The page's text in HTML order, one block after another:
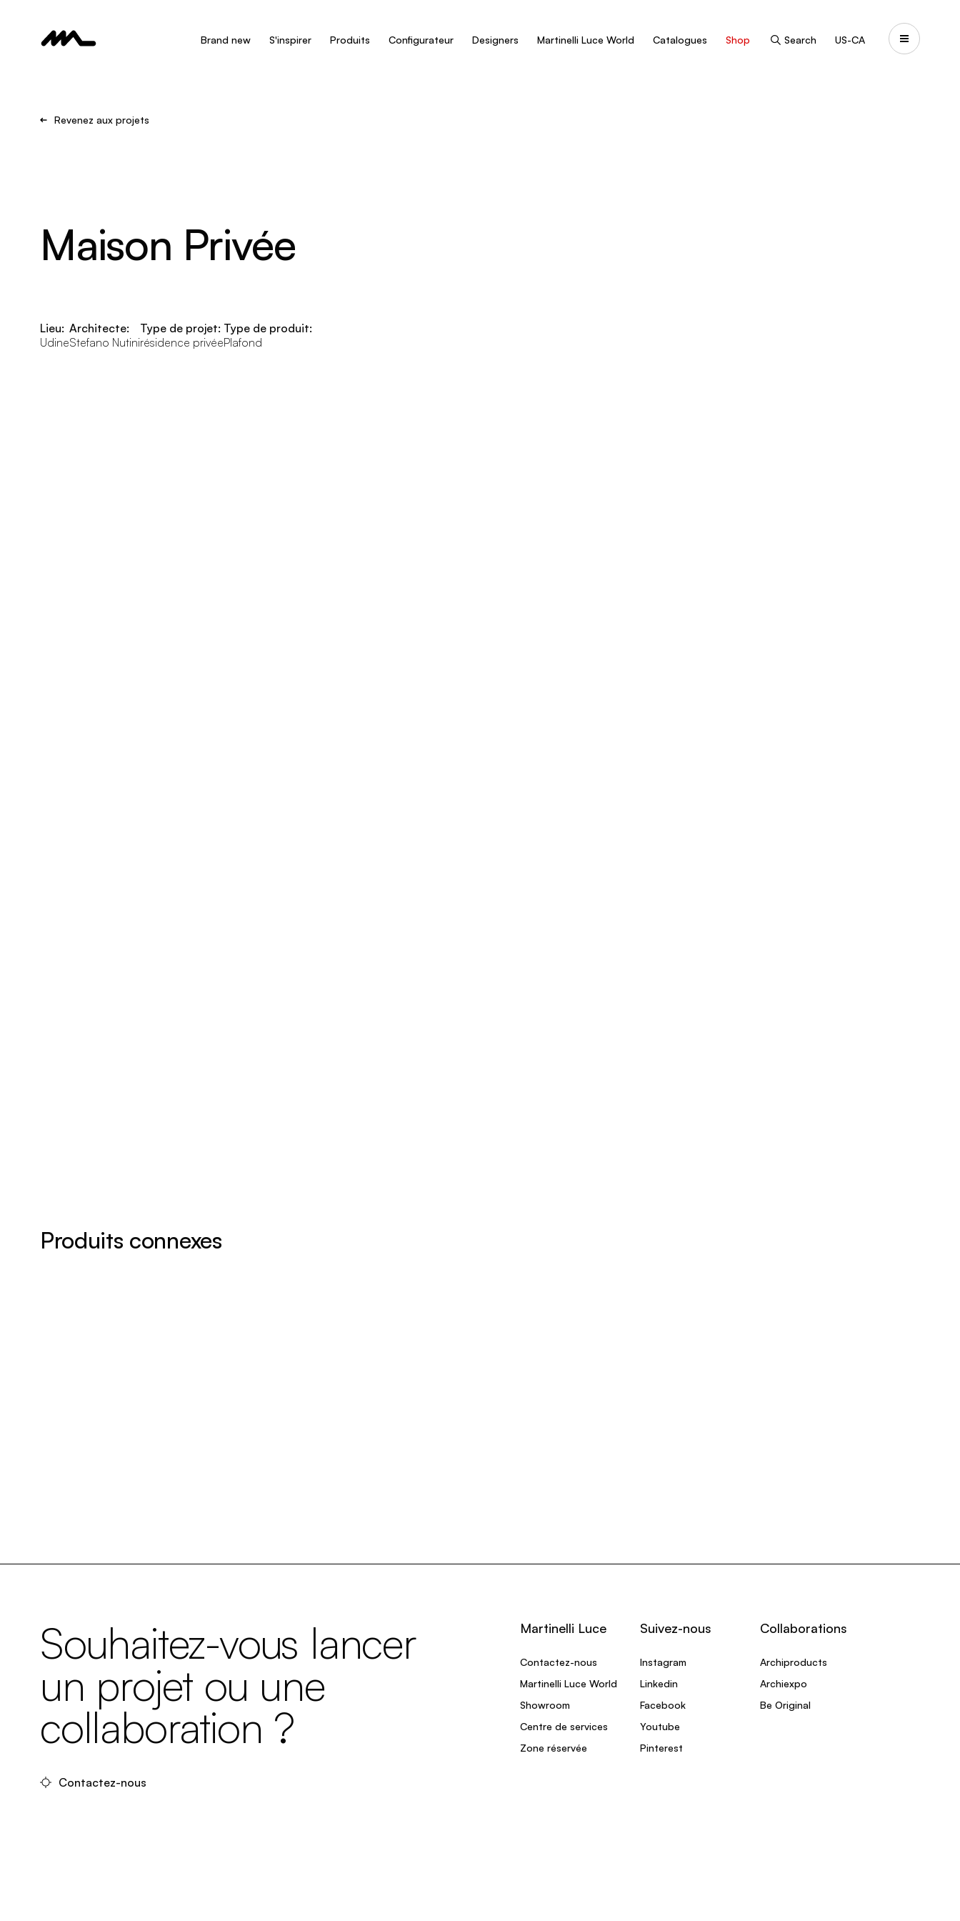
Brand new S'inspirer Produits Configurateur Designers Martinelli Luce World Catalogues Shop Search US-CA
Revenez aux projets
Maison Privée
Lieu:
Udine
Architecte:
Stefano Nutini
Type de projet:
résidence privée
Type de produit:
Plafond
Produits connexes
Souhaitez-vous lancer
un projet ou une
collaboration ?
Contactez-nous
Martinelli Luce
Contactez-nous
Martinelli Luce World
Showroom
Centre de services
Zone réservée
Suivez-nous
Instagram
Linkedin
Facebook
Youtube
Pinterest
Collaborations
Archiproducts
Archiexpo
Be Original